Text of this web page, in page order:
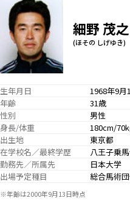
細野 茂之
(ほその しげゆき)
生年月日
1968年9月
年齢
31歳
性別
男性
身長/体重
180cm/
出生地
東京都
在学校名／最終学歴
八王子乗
勤務先／所属先
日本大学
出場予定種目
総合馬術
※年齢は2000年9月13日時点